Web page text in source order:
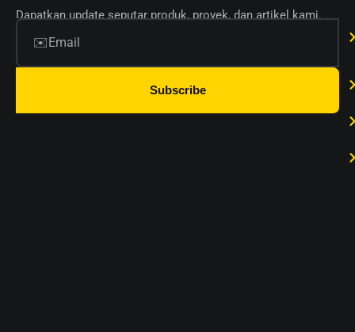
Dapatkan update seputar produk, proyek, dan artikel kami.
Subscribe